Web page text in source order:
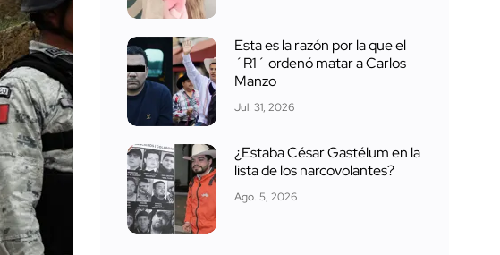
Esta es la razón por la que el
´R1´ ordenó matar a Carlos
Manzo
Jul. 31, 2026
¿Estaba César Gastélum en la
lista de los narcovolantes?
Ago. 5, 2026